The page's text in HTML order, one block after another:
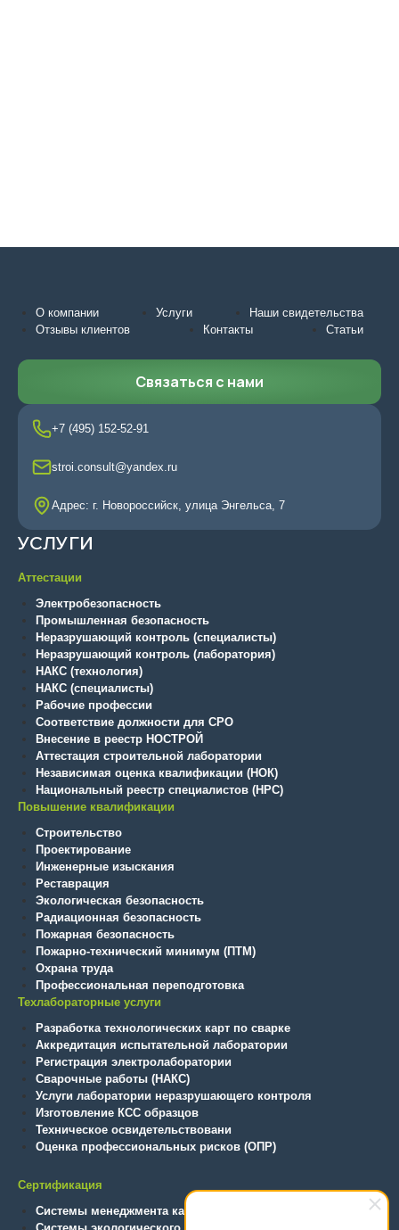
О компании Услуги
Наши свидетельства
Отзывы клиентов
Контакты Статьи
Связаться с нами
+7 (495) 152-52-91
stroi.consult@yandex.ru
Адрес: г. Новороссийск, улица Энгельса, 7
УСЛУГИ
Аттестации
Электробезопасность
Промышленная безопасность
Неразрушающий контроль (специалисты)
Неразрушающий контроль (лаборатория)
НАКС (технология)
НАКС (специалисты)
Рабочие профессии
Соответствие должности для СРО
Внесение в реестр НОСТРОЙ
Аттестация строительной лаборатории
Независимая оценка квалификации (НОК)
Национальный реестр специалистов (НРС)
Повышение квалификации
Строительство
Проектирование
Инженерные изыскания
Реставрация
Экологическая безопасность
Радиационная безопасность
Пожарная безопасность
Пожарно-технический минимум (ПТМ)
Охрана труда
Профессиональная переподготовка
Техлабораторные услуги
Разработка технологических карт по сварке
Аккредитация испытательной лаборатории
Регистрация электролаборатории
Сварочные работы (НАКС)
Услуги лаборатории неразрушающего контроля
Изготовление КСС образцов
Техническое освидетельствовани
Оценка профессиональных рисков (ОПР)
Сертификация
Системы менеджмента качества